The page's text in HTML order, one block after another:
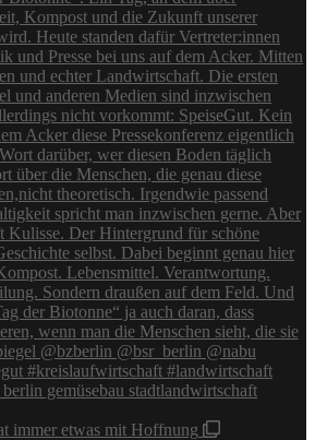
immer etwas mit Hoffnung